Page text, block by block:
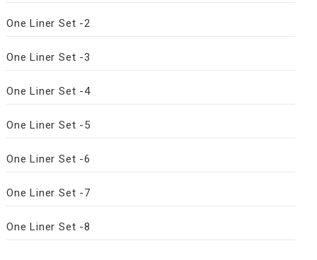
One Liner Set -2
One Liner Set -3
One Liner Set -4
One Liner Set -5
One Liner Set -6
One Liner Set -7
One Liner Set -8